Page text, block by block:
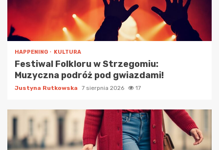
HAPPENING KULTURA
Festiwal Folkloru w Strzegomiu:
Muzyczna podróż pod gwiazdami!
Justyna Rutkowska 7 sierpnia 2026 17